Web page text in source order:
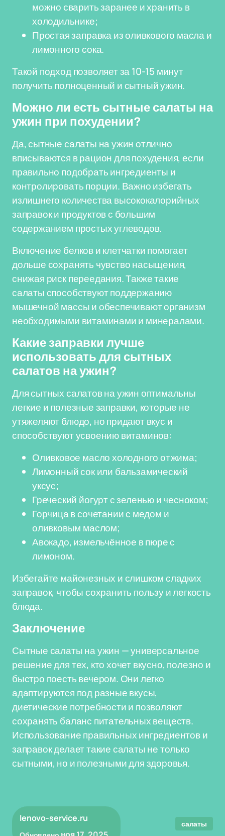
можно сварить заранее и хранить в
холодильнике;
Простая заправка из оливкового масла и
лимонного сока.
Такой подход позволяет за 10-15 минут
получить полноценный и сытный ужин.
Можно ли есть сытные салаты на
ужин при похудении?
Да, сытные салаты на ужин отлично
вписываются в рацион для похудения, если
правильно подобрать ингредиенты и
контролировать порции. Важно избегать
излишнего количества высококалорийных
заправок и продуктов с большим
содержанием простых углеводов.
Включение белков и клетчатки помогает
дольше сохранять чувство насыщения,
снижая риск переедания. Также такие
салаты способствуют поддержанию
мышечной массы и обеспечивают организм
необходимыми витаминами и минералами.
Какие заправки лучше
использовать для сытных
салатов на ужин?
Для сытных салатов на ужин оптимальны
легкие и полезные заправки, которые не
утяжеляют блюдо, но придают вкус и
способствуют усвоению витаминов:
Оливковое масло холодного отжима;
Лимонный сок или бальзамический
уксус;
Греческий йогурт с зеленью и чесноком;
Горчица в сочетании с медом и
оливковым маслом;
Авокадо, измельчённое в пюре с
лимоном.
Избегайте майонезных и слишком сладких
заправок, чтобы сохранить пользу и легкость
блюда.
Заключение
Сытные салаты на ужин — универсальное
решение для тех, кто хочет вкусно, полезно и
быстро поесть вечером. Они легко
адаптируются под разные вкусы,
диетические потребности и позволяют
сохранять баланс питательных веществ.
Использование правильных ингредиентов и
заправок делает такие салаты не только
сытными, но и полезными для здоровья.
lenovo-service.ru
салаты